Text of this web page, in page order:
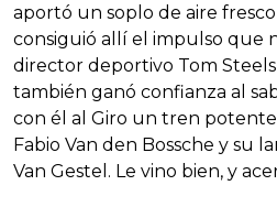
aportó un soplo de aire fresco
consiguió allí el impulso que
director deportivo Tom Steels
también ganó confianza al
con él al Giro un tren
Fabio Van den Bossche y su
Van Gestel. Le vino bien, y